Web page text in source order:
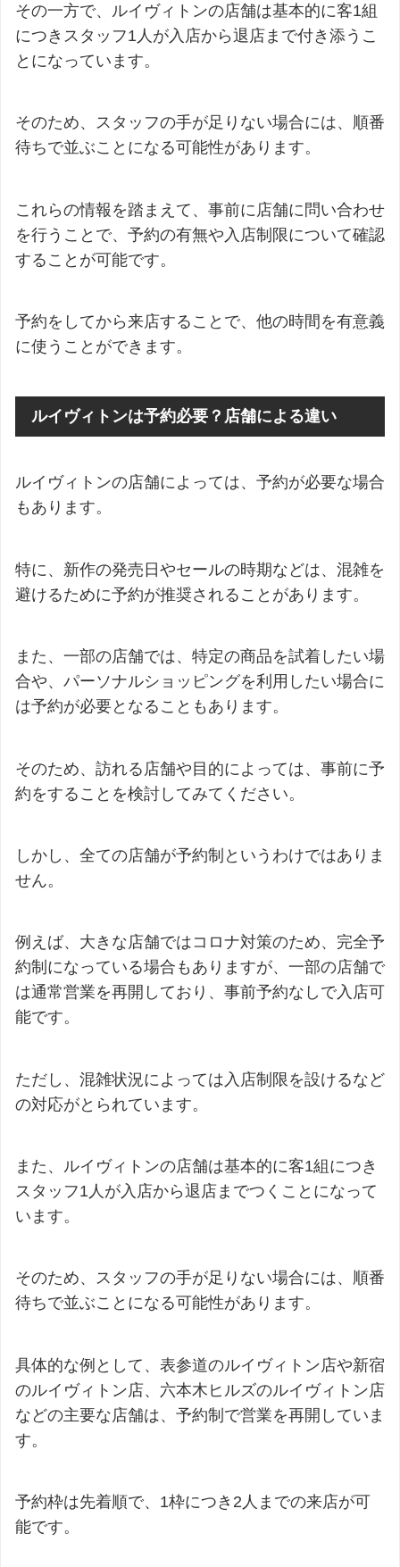
その一方で、ルイヴィトンの店舗は基本的に客1組
につきスタッフ1人が入店から退店まで付き添うこ
とになっています。
そのため、スタッフの手が足りない場合には、順番
待ちで並ぶことになる可能性があります。
これらの情報を踏まえて、事前に店舗に問い合わせ
を行うことで、予約の有無や入店制限について確認
することが可能です。
予約をしてから来店することで、他の時間を有意義
に使うことができます。
ルイヴィトンは予約必要？店舗による違い
ルイヴィトンの店舗によっては、予約が必要な場合
もあります。
特に、新作の発売日やセールの時期などは、混雑を
避けるために予約が推奨されることがあります。
また、一部の店舗では、特定の商品を試着したい場
合や、パーソナルショッピングを利用したい場合に
は予約が必要となることもあります。
そのため、訪れる店舗や目的によっては、事前に予
約をすることを検討してみてください。
しかし、全ての店舗が予約制というわけではありま
せん。
例えば、大きな店舗ではコロナ対策のため、完全予
約制になっている場合もありますが、一部の店舗で
は通常営業を再開しており、事前予約なしで入店可
能です。
ただし、混雑状況によっては入店制限を設けるなど
の対応がとられています。
また、ルイヴィトンの店舗は基本的に客1組につき
スタッフ1人が入店から退店までつくことになって
います。
そのため、スタッフの手が足りない場合には、順番
待ちで並ぶことになる可能性があります。
具体的な例として、表参道のルイヴィトン店や新宿
のルイヴィトン店、六本木ヒルズのルイヴィトン店
などの主要な店舗は、予約制で営業を再開していま
す。
予約枠は先着順で、1枠につき2人までの来店が可
能です。